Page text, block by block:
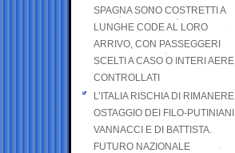
SPAGNA SONO COSTRETTI A
LUNGHE CODE AL LORO
ARRIVO, CON PASSEGGERI
SCELTI A CASO O INTERI AEREI
CONTROLLATI
L’ITALIA RISCHIA DI RIMANERE
OSTAGGIO DEI FILO-PUTINIANI
VANNACCI E DI BATTISTA.
FUTURO NAZIONALE